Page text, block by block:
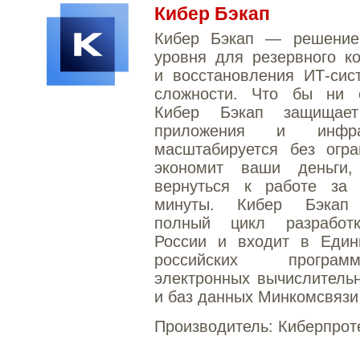
Кибер Бэкап
Кибер Бэкап — решение
уровня для резервного
и восстановления ИТ-
сложности. Что бы ни
Кибер Бэкап
приложения и
масштабируется без
экономит ваши деньги,
вернуться к работе за
минуты. Кибер Бэкап
полный цикл
России и входит в
российских
электронных
и баз данных
Производитель: